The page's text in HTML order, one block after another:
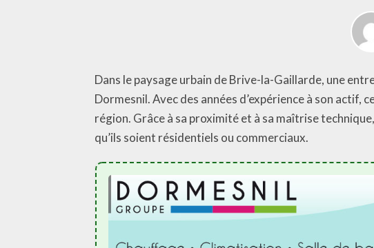
Dans le paysage urbain de Brive-la-Gaillarde, une
Dormesnil. Avec des années d’expérience à son
région. Grâce à sa proximité et à sa maîtrise
qu’ils soient résidentiels ou commerciaux.